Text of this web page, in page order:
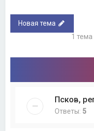
Новая тема
1 тема
Псков,
Ответы: 5